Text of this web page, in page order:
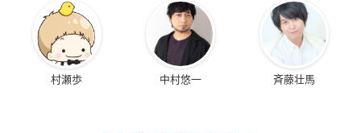
村瀬歩 中村悠一 斉藤壮馬